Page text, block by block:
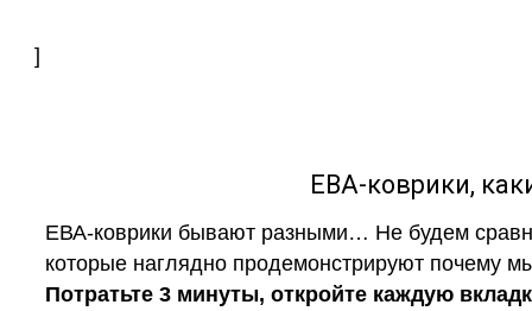
]
ЕВА-коврики,
ЕВА-коврики бывают разными… Не будем
которые наглядно продемонстрируют почему
Потратьте 3 минуты, откройте каждую